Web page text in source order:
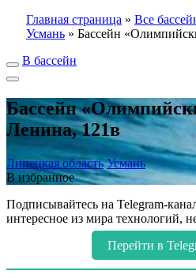
Главная страница » Все
Усмань » Бассейн
В бассейн
Бассейн
Ленина, 121в
Липецкая область Усмань
В избранное
Подписывайтесь на Telegram-
интересное из мира технологий,
Перейти в